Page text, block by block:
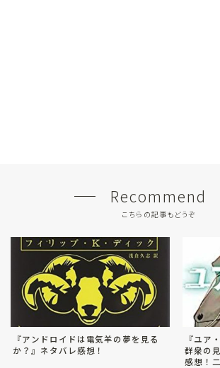
Recommend
こちらの記事もどうぞ
『アンドロイドは電気羊の夢を見る
か？』ネタバレ感想！
『ユア
群衆の
感想！